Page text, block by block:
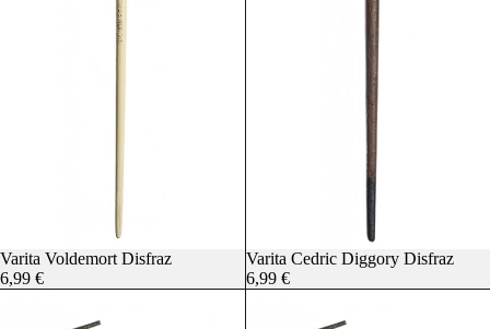
Agotado
Varita Voldemort Disfraz
6,99 €
Agotado
Varita Cedric Diggory Disfraz
6,99 €